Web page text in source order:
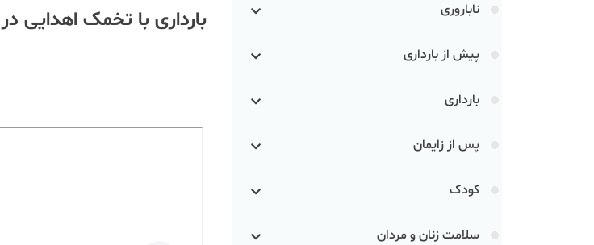
ناباروری
پیش از بارداری
بارداری
پس از زایمان
کودک
سلامت زنان و مردان
بارداری با تخمک اهدایی در 45 سالگی | دکتر فرناز منتظری